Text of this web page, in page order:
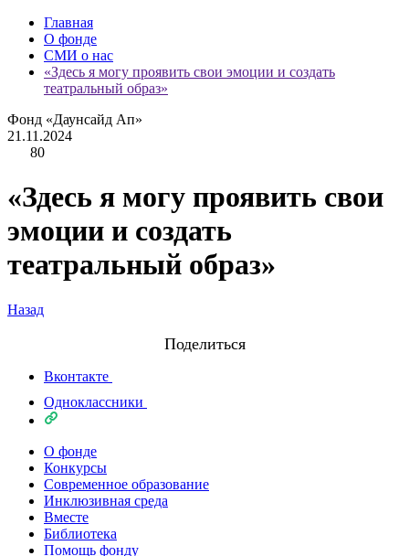
Главная
О фонде
СМИ о нас
«Здесь я могу проявить свои эмоции и создать
театральный образ»
Фонд «Даунсайд Ап»
21.11.2024
80
«Здесь я могу проявить свои
эмоции и создать
театральный образ»
Назад
Поделиться
Вконтакте
Одноклассники
О фонде
Конкурсы
Современное образование
Инклюзивная среда
Вместе
Библиотека
Помощь фонду